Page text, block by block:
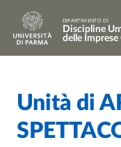
Salta al contenuto
Skip to footer
DIPARTIMENTO DI
Discipline
delle Imprese
Home /
Unità di